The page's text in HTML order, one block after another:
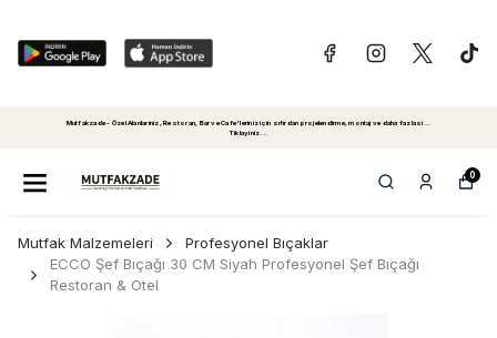
Mutfakzade - Özel Alanlariniz, Restoran, Bar ve Cafe'leriniz için sıfırdan projelendirme, montaj ve daha fazlasi...
Tiklayiniz...
0
Mutfak Malzemeleri
Profesyonel Bıçaklar
ECCO Şef Bıçağı 30 CM Siyah Profesyonel Şef Bıçağı
Restoran & Otel